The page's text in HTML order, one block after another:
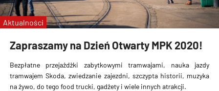
linia 115
linia 0P
linia 2
linia 10
linia 255
linia 253
Zapraszamy na Dzień Otwarty MPK 2020!
Bezpłatne przejażdżki zabytkowymi tramwajami, nauka jazdy
tramwajem Skoda, zwiedzanie zajezdni, szczypta historii, muzyka
na żywo, do tego food trucki, gadżety i wiele innych atrakcji.
Aktualności